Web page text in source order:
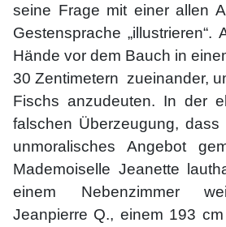
seine Frage mit einer allen
Gestensprache „illustrieren“.
Hände vor dem Bauch in
30 Zentimetern zueinander,
Fischs anzudeuten. In der
falschen Überzeugung,
unmoralisches Angebot
Mademoiselle Jeanette
einem Nebenzimmer
Jeanpierre Q., einem 193